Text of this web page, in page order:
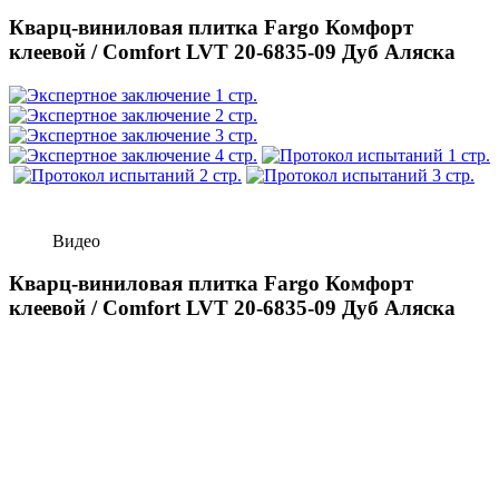
Кварц-виниловая плитка Fargo Комфорт
клеевой / Comfort LVT 20-6835-09 Дуб Аляска
Видео
Кварц-виниловая плитка Fargo Комфорт
клеевой / Comfort LVT 20-6835-09 Дуб Аляска